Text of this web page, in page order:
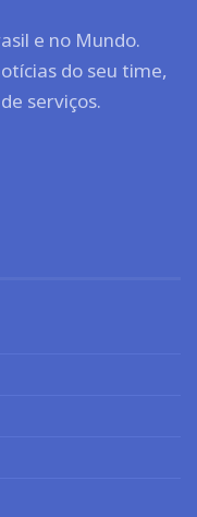
e no Mundo.
do seu time,
serviços.